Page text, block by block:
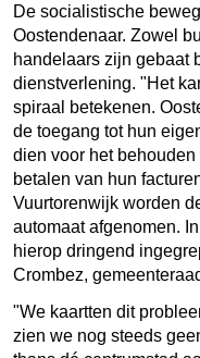
De socialistische
Oostendenaar. Zowel
handelaars zijn gebaat
dienstverlening. "Het
spiraal betekenen.
de toegang tot hun
dien voor het
betalen van hun
Vuurtorenwijk worden
automaat afgenomen.
hierop dringend
Crombez,
"We kaartten dit
zien we nog steeds